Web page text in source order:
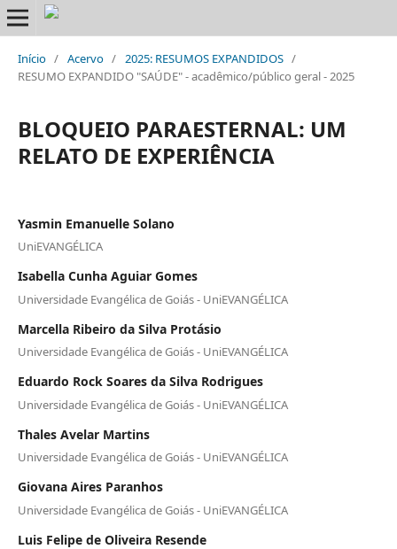
Início / Acervo / 2025: RESUMOS EXPANDIDOS /
RESUMO EXPANDIDO "SAÚDE" - acadêmico/público geral - 2025
BLOQUEIO PARAESTERNAL: UM
RELATO DE EXPERIÊNCIA
Yasmin Emanuelle Solano
UniEVANGÉLICA
Isabella Cunha Aguiar Gomes
Universidade Evangélica de Goiás - UniEVANGÉLICA
Marcella Ribeiro da Silva Protásio
Universidade Evangélica de Goiás - UniEVANGÉLICA
Eduardo Rock Soares da Silva Rodrigues
Universidade Evangélica de Goiás - UniEVANGÉLICA
Thales Avelar Martins
Universidade Evangélica de Goiás - UniEVANGÉLICA
Giovana Aires Paranhos
Universidade Evangélica de Goiás - UniEVANGÉLICA
Luis Felipe de Oliveira Resende